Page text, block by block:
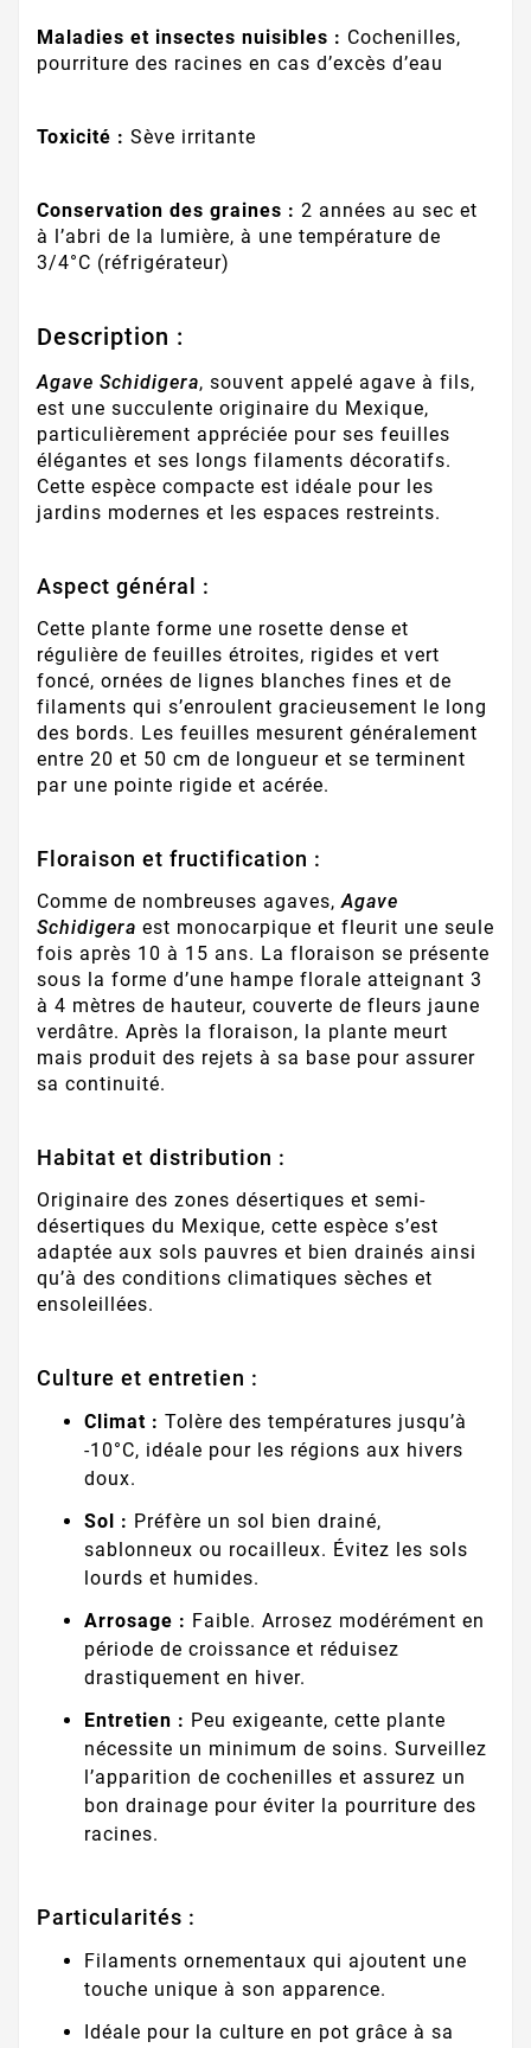
Maladies et insectes nuisibles : Cochenilles,
pourriture des racines en cas d’excès d’eau
Toxicité : Sève irritante
Conservation des graines : 2 années au sec et
à l’abri de la lumière, à une température de
3/4°C (réfrigérateur)
Description :
Agave Schidigera, souvent appelé agave à fils,
est une succulente originaire du Mexique,
particulièrement appréciée pour ses feuilles
élégantes et ses longs filaments décoratifs.
Cette espèce compacte est idéale pour les
jardins modernes et les espaces restreints.
Aspect général :
Cette plante forme une rosette dense et
régulière de feuilles étroites, rigides et vert
foncé, ornées de lignes blanches fines et de
filaments qui s’enroulent gracieusement le long
des bords. Les feuilles mesurent généralement
entre 20 et 50 cm de longueur et se terminent
par une pointe rigide et acérée.
Floraison et fructification :
Comme de nombreuses agaves,Agave
Schidigera est monocarpique et fleurit une seule
fois après 10 à 15 ans. La floraison se présente
sous la forme d’une hampe florale atteignant 3
à 4 mètres de hauteur, couverte de fleurs jaune
verdâtre. Après la floraison, la plante meurt
mais produit des rejets à sa base pour assurer
sa continuité.
Habitat et distribution :
Originaire des zones désertiques et semi-
désertiques du Mexique, cette espèce s’est
adaptée aux sols pauvres et bien drainés ainsi
qu’à des conditions climatiques sèches et
ensoleillées.
Culture et entretien :
Climat : Tolère des températures jusqu’à
-10°C, idéale pour les régions aux hivers
doux.
Sol : Préfère un sol bien drainé,
sablonneux ou rocailleux. Évitez les sols
lourds et humides.
Arrosage : Faible. Arrosez modérément en
période de croissance et réduisez
drastiquement en hiver.
Entretien : Peu exigeante, cette plante
nécessite un minimum de soins. Surveillez
l’apparition de cochenilles et assurez un
bon drainage pour éviter la pourriture des
racines.
Particularités :
Filaments ornementaux qui ajoutent une
touche unique à son apparence.
Idéale pour la culture en pot grâce à sa